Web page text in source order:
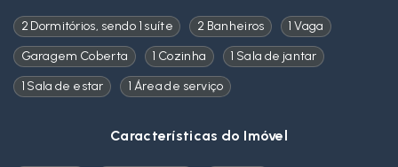
2 Dormitórios, sendo 1 suíte 2 Banheiros
1 Vaga
Garagem Coberta
1 Cozinha
1 Sala de jantar
1 Sala de estar
1 Área de serviço
Características do Imóvel